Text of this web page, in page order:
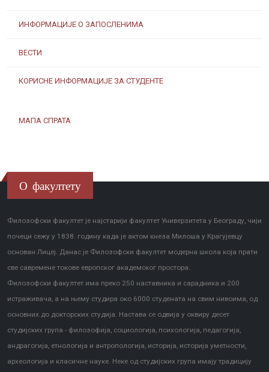
ИНФОРМАЦИЈЕ О ЗАПОСЛЕНИМА
ВЕСТИ
КОРИСНЕ ИНФОРМАЦИЈЕ ЗА СТУДЕНТЕ
МАПА СПРАТА
О факултету
Филозофски факултет је најстарији факултет Универзитета у Београду, чији
почеци сежу у 1838. годину када је актом кнеза Милоша у Крагујевцу
основан Лицеј. Данас је Филозофски факултет модерна школа која прати
све савремене токове европског академског простора.
Филозофски факултет има преко 250 наставника и сарадника и 200
истраживача, а на њему студира око 6000 студената на свим нивоима, од
основних до докторских студија. Настава се одвија у оквиру десет
студијских група - филозофија, социологија, психологија, педагогија,
андрагогија, етнологија и антропологија, историја, историја уметности,
археологија и класичне науке. Неке од студијских група имају традицију